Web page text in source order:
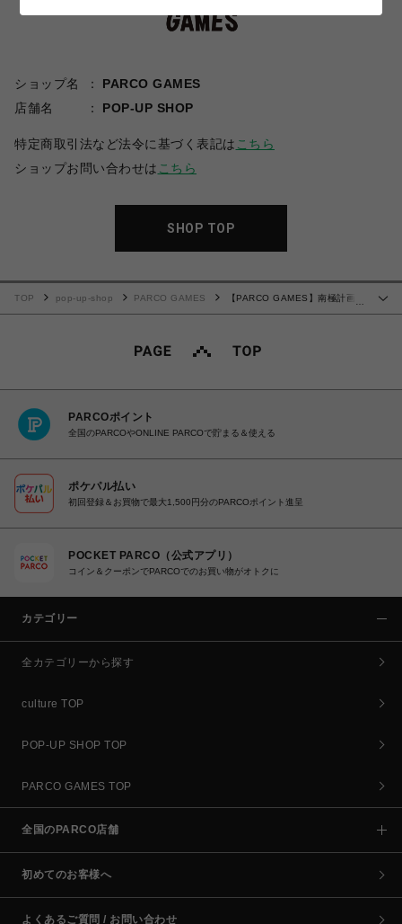
ショップ名
PARCO GAMES
店舗名
POP-UP SHOP
特定商取引法など法令に基づく表記は こちら
ショップお問い合わせは こちら
SHOP TOP
…
TOP pop-up-shop PARCO GAMES
【PARCO GAMES】南極計画
PARCOポイント
全国のPARCOやONLINE PARCOで貯まる＆使える
ポケパル払い
初回登録＆お買物で最大1,500円分のPARCOポイント進呈
POCKET PARCO（公式アプリ）
コイン＆クーポンでPARCOでのお買い物がオトクに
カテゴリー
全カテゴリーから探す
culture TOP
POP-UP SHOP TOP
PARCO GAMES TOP
全国のPARCO店舗
初めてのお客様へ
よくあるご質問 / お問い合わせ